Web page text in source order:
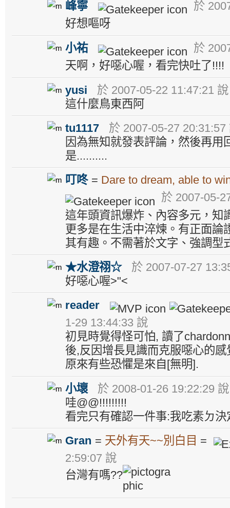
峰寧
於
好想嘔呀
小祐
於
天啊，好噁心喔，看完快吐了!!!!
yusi
於 2007-05-22 11:47:21 說
這什麼鳥東西阿
tu1117
於 2007-05-27 20:31:57
因為無知就發表評論，然後再用
是..........
叮咚 = Dare to dream, able to
於 2007-05-
這年頭資訊爆炸、內容多元，知
更多是在生活中淬煉。有正面論
其有趣。不需著於文字、強調型
★水澄祤☆
於 2007-07-27
好噁心喔>"<
reader
1-29 13:44:33 說
初見時覺得怪可怕, 讀了
後,反因增長見識而克服噁心的感
原來有些恐懼是來自[無明].
小壞
於 2008-01-26 19:22:29 說
哇@@!!!!!!!!!
看完只有確認一件事:我吃素ㄉ決
Gran = 天外有天~~別白目 =
2:59:07 說
台灣有嗎??